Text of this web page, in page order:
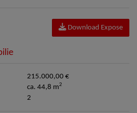
Download Expose
215.000,00 €
ca. 44,8 m2
2